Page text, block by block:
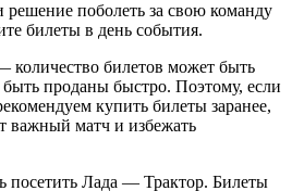
поболеть за свою команду
билеты в день события.
количество билетов может быть
проданы быстро. Поэтому, если
купить билеты заранее,
важный матч и избежать
посетить Лада — Трактор. Билеты